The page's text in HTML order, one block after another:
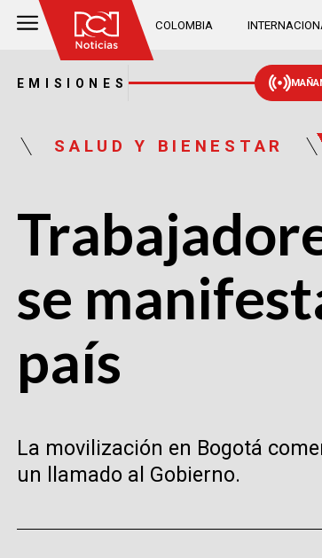
COLOMBIA
EMISIONES
SALUD Y BIENESTAR
se
país
La movilización en Bogotá
un llamado al Gobierno.